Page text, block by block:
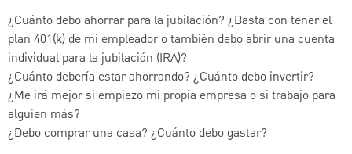
¿Cuánto debo ahorrar para la jubilación? ¿Basta con tener el
plan 401(k) de mi empleador o también debo abrir una cuenta
individual para la jubilación (IRA)?
¿Cuánto debería estar ahorrando? ¿Cuánto debo invertir?
¿Me irá mejor si empiezo mi propia empresa o si trabajo para
alguien más?
¿Debo comprar una casa? ¿Cuánto debo gastar?